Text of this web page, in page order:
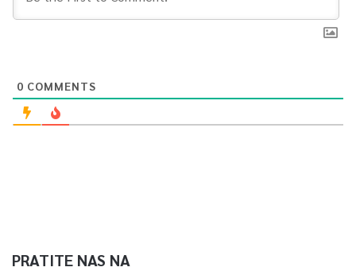
0 COMMENTS
PRATITE NAS NA